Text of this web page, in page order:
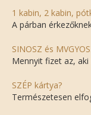
1 kabin, 2 kabin,
A párban
SINOSZ és
Mennyit fizet az, aki
SZÉP kártya?
Természetesen